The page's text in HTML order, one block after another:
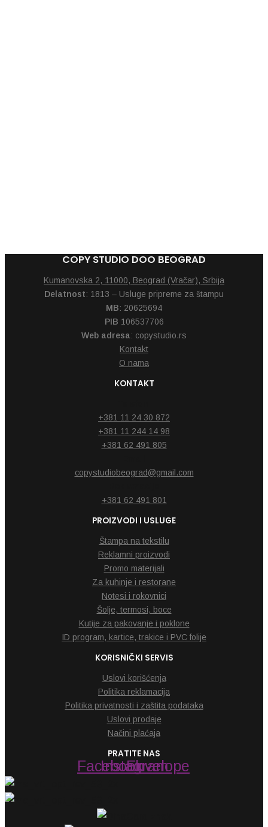
COPY STUDIO DOO BEOGRAD
Kumanovska 2, 11000, Beograd (Vračar), Srbija
Delatnost: 1813 – Usluge pripreme za štampu
MB: 20625694
PIB 106537706
Web adresa: copystudio.rs
Kontakt
O nama
KONTAKT
+381 11 24 30 872
+381 11 244 14 98
+381 62 491 805
copystudiobeograd@gmail.com
+381 62 491 801
PROIZVODI I USLUGE
Štampa na tekstilu
Reklamni proizvodi
Promo materijali
Za kuhinje i restorane
Notesi i rokovnici
Šolje, termosi, boce
Kutije za pakovanje i poklone
ID program, kartice, trakice i PVC folije
KORISNIČKI SERVIS
Uslovi korišćenja
Politika reklamacija
Politika privatnosti i zaštita podataka
Uslovi prodaje
Načini plaćaja
PRATITE NAS
Facebook
Instagram
Envelope